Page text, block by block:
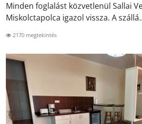
Minden foglalást közvetlenül Sallai
Miskolctapolca igazol vissza. A
2170 megtekintés